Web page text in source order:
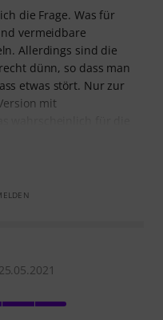
die Frage. Was für
vermeidbare
Allerdings sind die
dünn, so dass man
etwas stört. Nur zur
mit